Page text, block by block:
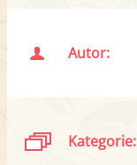
Autor:
Kategorie: